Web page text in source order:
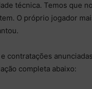
técnica. Temos que
O próprio jogador
contratações
completa abaixo: